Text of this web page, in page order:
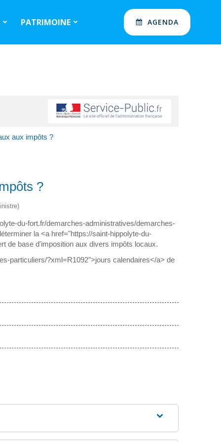
PATRIMOINE AGENDA
aux impôts ?
?
du-fort.fr/demarches-administratives/demarches-
la <a href="https://saint-hippolyte-du-
de base d'imposition aux divers impôts locaux.
particuliers/?xml=R1092">jours calendaires</a> de